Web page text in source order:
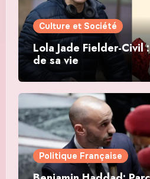
Culture et Société
Lola Jade Fielder-Civil
de sa vie
Politique Française